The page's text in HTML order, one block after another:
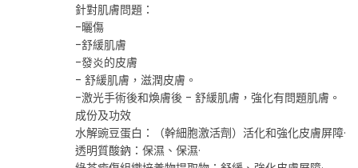
針對肌膚問題：
-曬傷
-舒緩肌膚
-發炎的皮膚
- 舒緩肌膚，滋潤皮膚。
-激光手術後和煥膚後 - 舒緩肌膚，強化有問題肌膚。
成份及功效
水解豌豆蛋白：（幹細胞激活劑）活化和強化皮膚屏障·
透明質酸鈉：保濕、保濕·